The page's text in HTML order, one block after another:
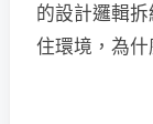
的設計邏輯
住環境，為什